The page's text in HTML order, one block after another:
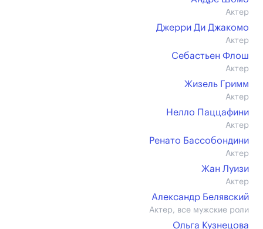
Актер
Джерри Ди Джакомо
Актер
Себастьен Флош
Актер
Жизель Гримм
Актер
Нелло Паццафини
Актер
Ренато Бассобондини
Актер
Жан Луизи
Актер
Александр Белявский
Актер, все мужские роли
Ольга Кузнецова